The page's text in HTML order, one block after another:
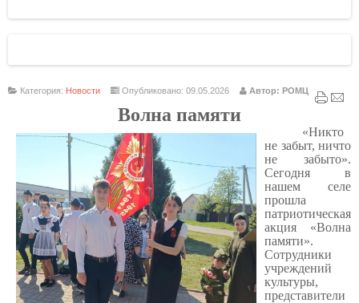
Категория: Новости Опубликовано: 09.05.2026 Автор: РОМЦ
Волна памяти
«Никто
не забыт, ничто
не забыто».
Сегодня в
нашем селе
прошла
патриотическая
акция «Волна
памяти».
Сотрудники
учреждений
культуры,
представители